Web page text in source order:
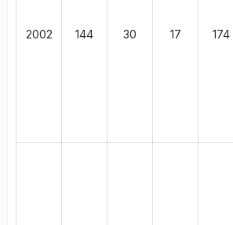
2002 144 30 17 174